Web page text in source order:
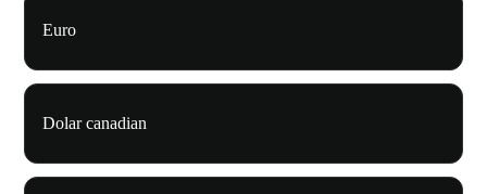
Euro
Dolar canadian